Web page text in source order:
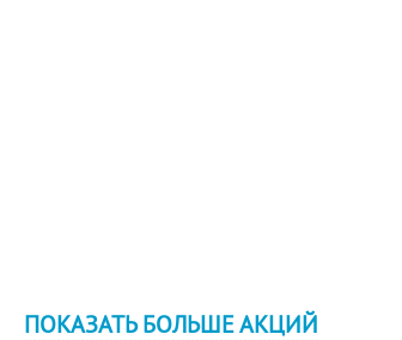
ПОКАЗАТЬ БОЛЬШЕ АКЦИЙ